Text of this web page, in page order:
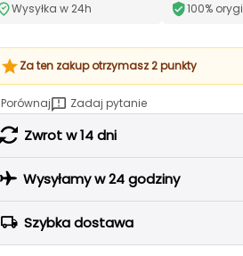
Wysyłka w 24h 100%
Za ten zakup otrzymasz 2 punkty
Porównaj Zadaj pytanie
Zwrot w 14 dni
Wysyłamy w 24 godziny
Szybka dostawa